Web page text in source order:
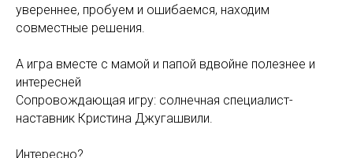
увереннее, пробуем и ошибаемся, находим
совместные решения.
А игра вместе с мамой и папой вдвойне полезнее и
интересней
Сопровождающая игру: солнечная специалист-
наставник Кристина Джугашвили.
Интересно?